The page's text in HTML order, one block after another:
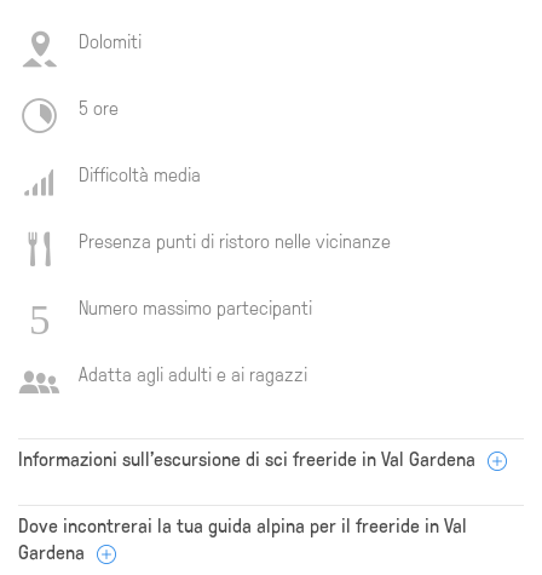
Dolomiti
5 ore
Difficoltà media
Presenza punti di ristoro nelle vicinanze
Numero massimo partecipanti
Adatta agli adulti e ai ragazzi
Informazioni sull'escursione di sci freeride in Val Gardena
Dove incontrerai la tua guida alpina per il freeride in Val
Gardena